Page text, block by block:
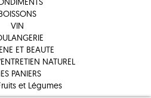
VIN
ET BEAUTE
NATUREL
PANIERS
et Légumes